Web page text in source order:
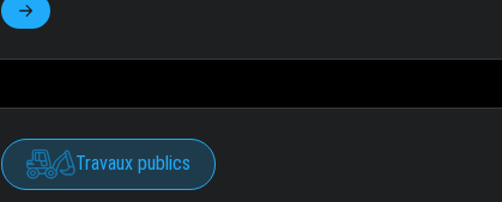
Travaux publics